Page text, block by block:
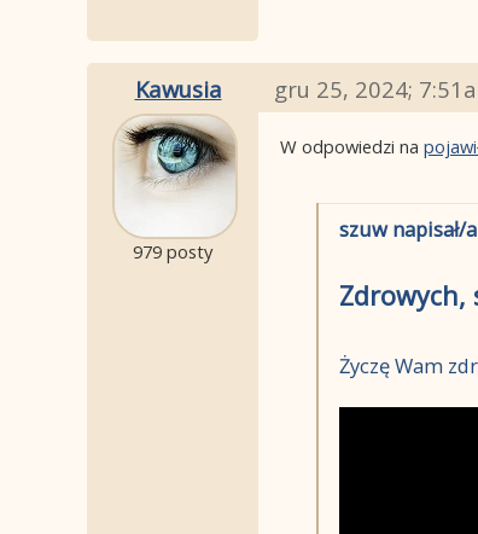
Kawusia gru 25, 2024;
979 posty
W odpowiedzi na
szuw napisał/a
Zdrowych,
Życzę Wam